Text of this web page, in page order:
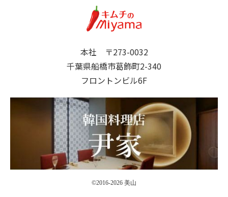
本社 〒273-0032
千葉県船橋市葛飾町2-340
フロントンビル6F
©2016-2026 美山